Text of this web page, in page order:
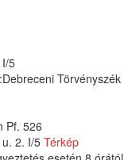
5
Törvényszék
Pf. 526
2. I/5 Térkép